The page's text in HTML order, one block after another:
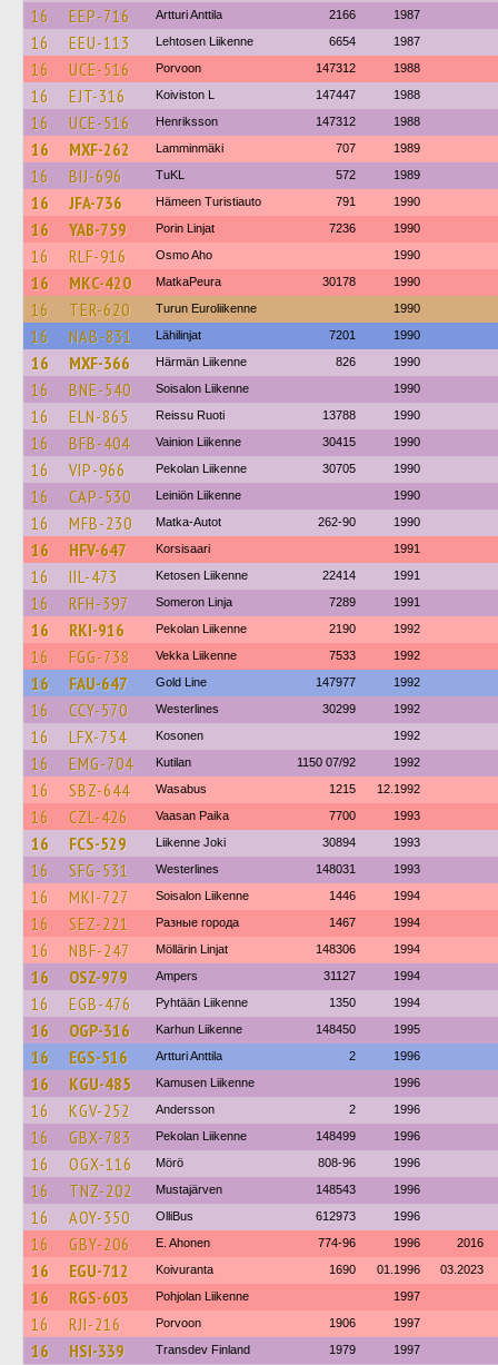
16 EEP-716 Artturi Anttila 2166 1987
16 EEU-113 Lehtosen Liikenne 6654 1987
16 UCE-516 Porvoon 147312 1988
16 EJT-316 Koiviston L 147447 1988
16 UCE-516 Henriksson 147312 1988
16 MXF-262 Lamminmäki 707 1989
16 BIJ-696 TuKL 572 1989
16 JFA-736 Hämeen Turistiauto 791 1990
16 YAB-759 Porin Linjat 7236 1990
16 RLF-916 Osmo Aho 1990
16 MKC-420 MatkaPeura 30178 1990
16 TER-620 Turun Euroliikenne 1990
16 NAB-831 Lähilinjat 7201 1990
16 MXF-366 Härmän Liikenne 826 1990
16 BNE-540 Soisalon Liikenne 1990
16 ELN-865 Reissu Ruoti 13788 1990
16 BFB-404 Vainion Liikenne 30415 1990
16 VIP-966 Pekolan Liikenne 30705 1990
16 CAP-530 Leiniön Liikenne 1990
16 MFB-230 Matka-Autot 262-90 1990
16 HFV-647 Korsisaari 1991
16 IIL-473 Ketosen Liikenne 22414 1991
16 RFH-397 Someron Linja 7289 1991
16 RKI-916 Pekolan Liikenne 2190 1992
16 FGG-738 Vekka Liikenne 7533 1992
16 FAU-647 Gold Line 147977 1992
16 CCY-570 Westerlines 30299 1992
16 LFX-754 Kosonen 1992
16 EMG-704 Kutilan 1150 07/92 1992
16 SBZ-644 Wasabus 1215 12.1992
16 CZL-426 Vaasan Paika 7700 1993
16 FCS-529 Liikenne Joki 30894 1993
16 SFG-531 Westerlines 148031 1993
16 MKI-727 Soisalon Liikenne 1446 1994
16 SEZ-221 Разные города 1467 1994
16 NBF-247 Möllärin Linjat 148306 1994
16 OSZ-979 Ampers 31127 1994
16 EGB-476 Pyhtään Liikenne 1350 1994
16 OGP-316 Karhun Liikenne 148450 1995
16 EGS-516 Artturi Anttila 2 1996
16 KGU-485 Kamusen Liikenne 1996
16 KGV-252 Andersson 2 1996
16 GBX-783 Pekolan Liikenne 148499 1996
16 OGX-116 Mörö 808-96 1996
16 TNZ-202 Mustajärven 148543 1996
16 AOY-350 OlliBus 612973 1996
16 GBY-206 E. Ahonen 774-96 1996 2016
16 EGU-712 Koivuranta 1690 01.1996 03.2023
16 RGS-603 Pohjolan Liikenne 1997
16 RJI-216 Porvoon 1906 1997
16 HSI-339 Transdev Finland 1979 1997